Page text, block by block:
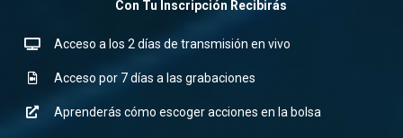
Con Tu Inscripción Recibirás
Acceso a los 2 días de transmisión en vivo
Acceso por 7 días a las grabaciones
Aprenderás cómo escoger acciones en la bolsa